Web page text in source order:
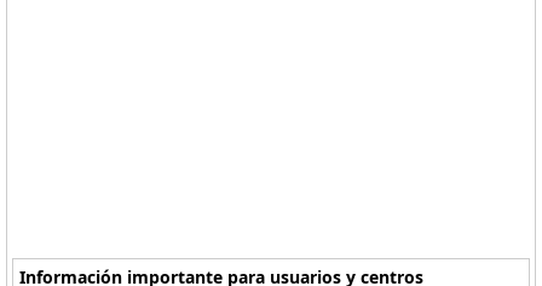
Información importante para usuarios y centros